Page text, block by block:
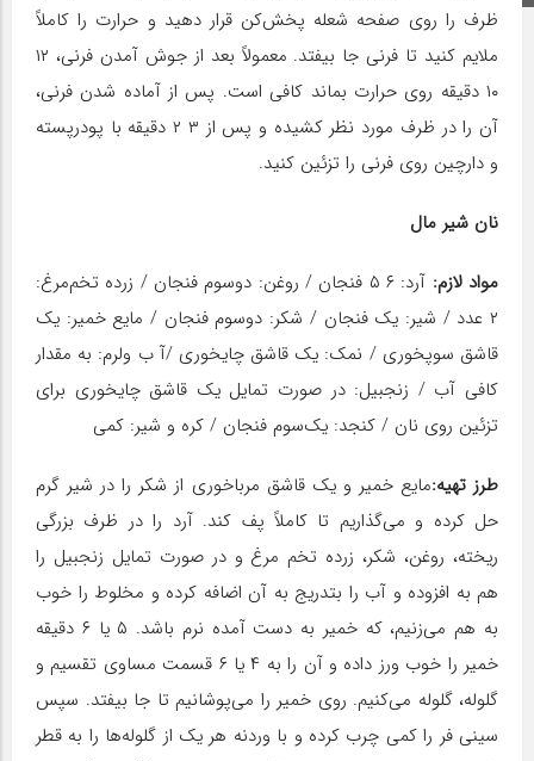
ظرف را روی صفحه شعله پخش‌کن قرار دهید و حرارت را کاملاً
ملایم کنید تا فرنی جا بیفتد. معمولاً بعد از جوش آمدن فرنی، ۱۲
۱۰ دقیقه روی حرارت بماند کافی است. پس از آماده شدن فرنی،
آن را در ظرف مورد نظر کشیده و پس از ۳ ۲ دقیقه با پودرپسته
و دارچین روی فرنی را تزئین کنید.
نان شیر مال
مواد لازم:
آرد: ۶ ۵ فنجان / روغن: دو‌سوم فنجان / زرده تخم‌مرغ:
۲ عدد / شیر: یک فنجان / شکر: دوسوم فنجان / مایع خمیر: یک
قاشق سوپخوری / نمک: یک قاشق چایخوری /آ ب ولرم: به مقدار
کافی آب / زنجبیل: در صورت تمایل یک قاشق چایخوری برای
تزئین روی نان / کنجد: یک‌سوم فنجان / کره و شیر: کمی
طرز تهیه:مایع خمیر و یک قاشق مرباخوری از شکر را در شیر گرم
حل کرده و می‌گذاریم تا کاملاً پف کند. آرد را در ظرف بزرگی
ریخته، روغن، شکر، زرده تخم مرغ و در صورت تمایل زنجبیل را
هم به افزوده و آب را بتدریج به آن اضافه کرده و مخلوط را خوب
به هم می‌زنیم، که خمیر به دست آمده نرم باشد. ۵ یا ۶ دقیقه
خمیر را خوب ورز داده و آن را به ۴ یا ۶ قسمت مساوی تقسیم و
گلوله، گلوله می‌کنیم. روی خمیر را می‌پوشانیم تا جا بیفتد. سپس
سینی فر را کمی چرب کرده و با وردنه هر یک از گلوله‌ها را به قطر